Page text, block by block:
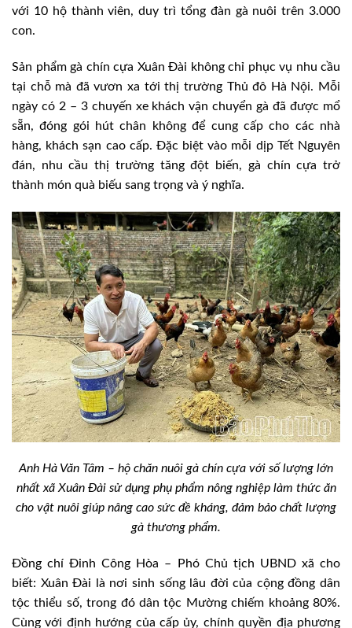
với 10 hộ thành viên, duy trì tổng đàn gà nuôi trên 3.000
con.
Sản phẩm gà chín cựa Xuân Đài không chỉ phục vụ nhu cầu
tại chỗ mà đã vươn xa tới thị trường Thủ đô Hà Nội. Mỗi
ngày có 2 – 3 chuyến xe khách vận chuyển gà đã được mổ
sẵn, đóng gói hút chân không để cung cấp cho các nhà
hàng, khách sạn cao cấp. Đặc biệt vào mỗi dịp Tết Nguyên
đán, nhu cầu thị trường tăng đột biến, gà chín cựa trở
thành món quà biếu sang trọng và ý nghĩa.
Anh Hà Văn Tâm – hộ chăn nuôi gà chín cựa với số lượng lớn
nhất xã Xuân Đài sử dụng phụ phẩm nông nghiệp làm thức ăn
cho vật nuôi giúp nâng cao sức đề kháng, đảm bảo chất lượng
gà thương phẩm.
Đồng chí Đinh Công Hòa – Phó Chủ tịch UBND xã cho
biết: Xuân Đài là nơi sinh sống lâu đời của cộng đồng dân
tộc thiểu số, trong đó dân tộc Mường chiếm khoảng 80%.
Cùng với định hướng của cấp ủy, chính quyền địa phương